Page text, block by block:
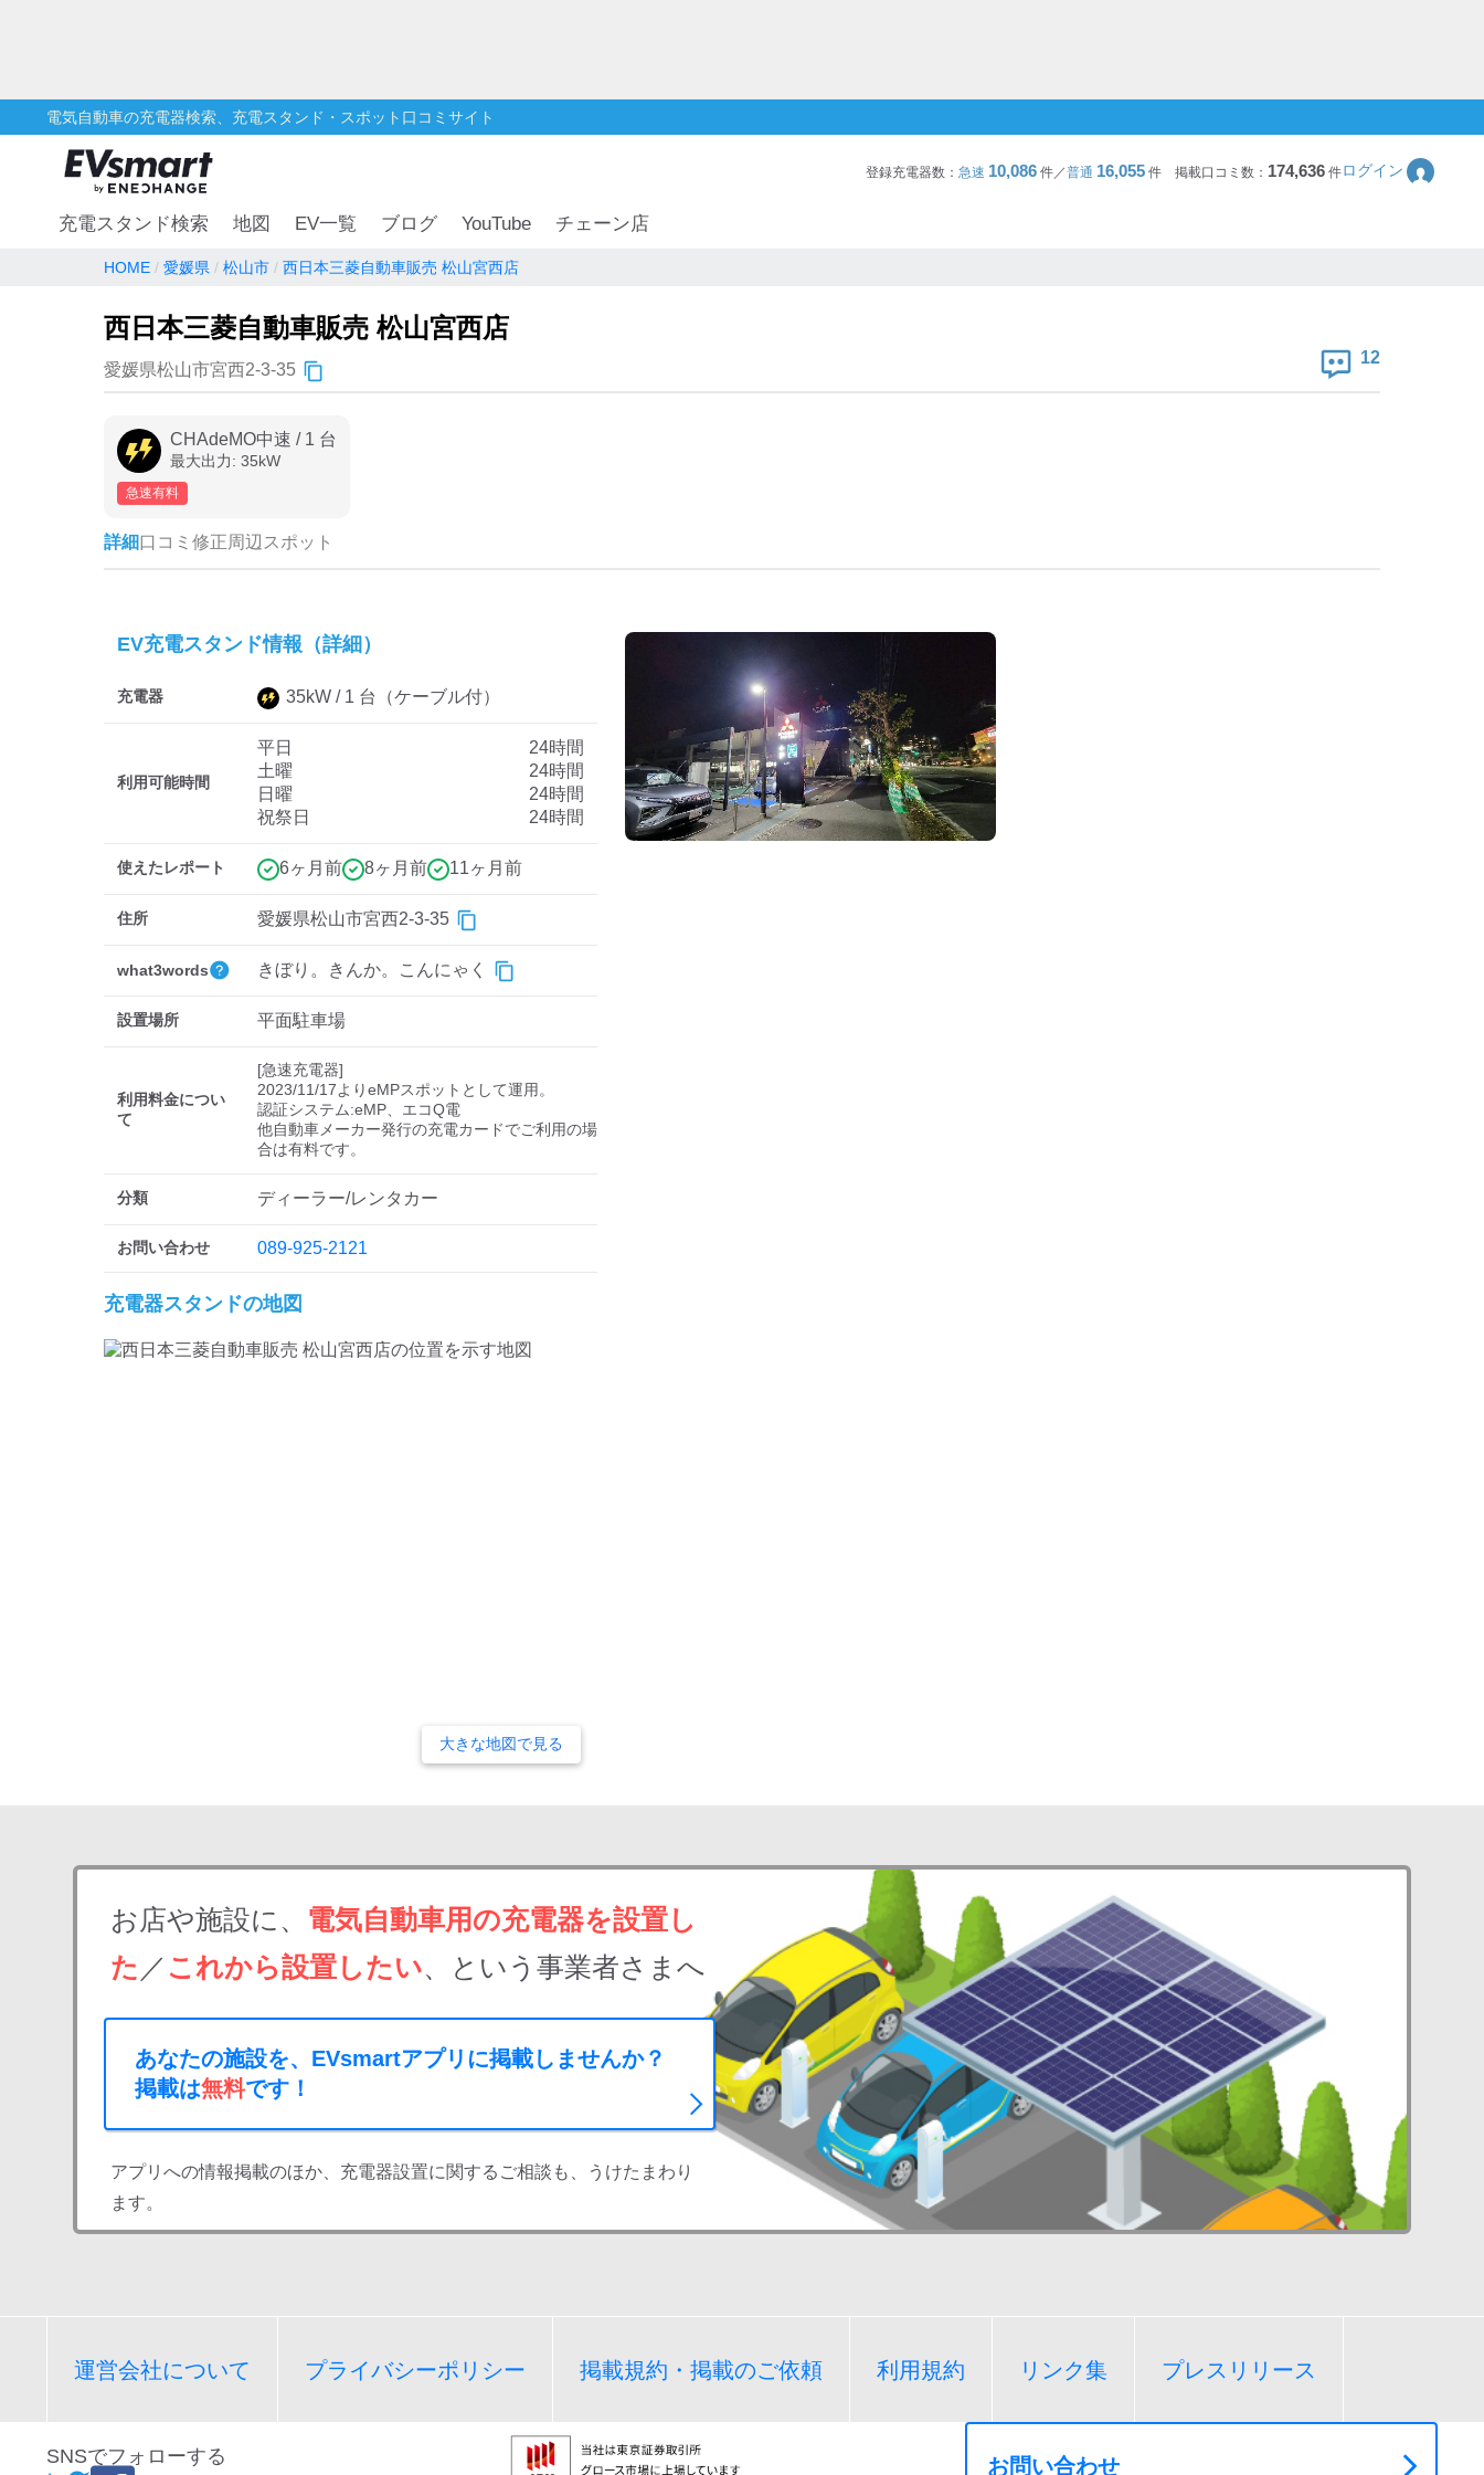
電気自動車の充電器検索、充電スタンド・スポット口コミサイト
登録充電器数： 急速 10,086 件／普通 16,055 件 掲載口コミ数： 174,636件ログイン
充電スタンド検索 地図 EV一覧 ブログ YouTube チェーン店
HOME 愛媛県 松山市 西日本三菱自動車販売 松山宮西店
西日本三菱自動車販売 松山宮西店
愛媛県松山市宮西2-3-35
12
CHAdeMO中速 / 1 台
最大出力: 35kW
急速有料
詳細口コミ 修正周辺スポット
EV充電スタンド情報（詳細）
充電器 35kW / 1 台 （ケーブル付）
利用可能時間
平日
24時間
土曜
24時間
日曜
24時間
祝祭日
24時間
使えたレポート 6ヶ月前 8ヶ月前 11ヶ月前
住所 愛媛県松山市宮西2-3-35
what3words きぼり。きんか。こんにゃく
設置場所 平面駐車場
利用料金につい
て
[急速充電器]
2023/11/17よりeMPスポットとして運用。
認証システム:eMP、エコQ電
他自動車メーカー発行の充電カードでご利用の場
分類 ディーラー/レンタカー
お問い合わせ 089-925-2121
充電器スタンドの地図
大きな地図で見る
お店や施設に、 電気自動車用の充電器を設置し
た ／ これから設置したい、という事業者さまへ
あなたの施設を、EVsmartアプリに掲載しませんか？
掲載は無料です！
アプリへの情報掲載のほか、充電器設置に関するご相談も、うけたまわり
ます。
運営会社について プライバシーポリシー 掲載規約・掲載のご依頼 利用規約 リンク集 プレスリリース
SNSでフォローする お問い合わせ